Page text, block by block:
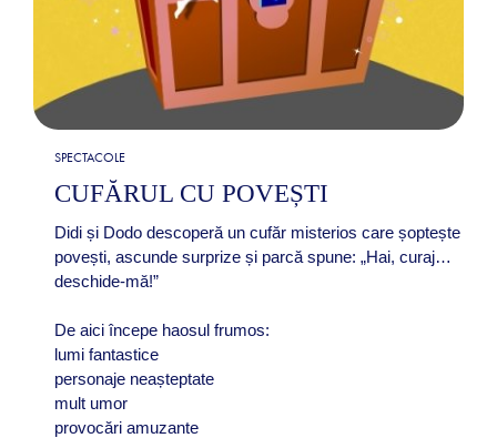
SPECTACOLE
CUFĂRUL CU POVEȘTI
Didi și Dodo descoperă un cufăr misterios care șoptește
povești, ascunde surprize și parcă spune: „Hai, curaj…
deschide-mă!”
De aici începe haosul frumos:
lumi fantastice
personaje neașteptate
mult umor
provocări amuzante